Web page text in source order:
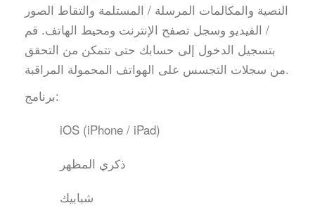
النصية والمكالمات المرسلة / المستلمة والتقاط الصور
/ الفيديو وسجل تصفح الإنترنت ومحيط الهاتف. قم
بتسجيل الدخول إلى حسابك حتى تتمكن من التحقق
من سجلات التجسس على الهواتف المحمولة المراقبة.
برنامج:
iOS (iPhone / iPad)
ذكري المظهر
شبابيك